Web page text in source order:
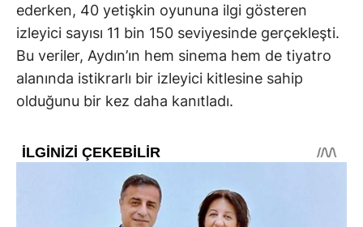
ederken, 40 yetişkin oyununa ilgi gösteren
izleyici sayısı 11 bin 150 seviyesinde gerçekleşti.
Bu veriler, Aydın’ın hem sinema hem de tiyatro
alanında istikrarlı bir izleyici kitlesine sahip
olduğunu bir kez daha kanıtladı.